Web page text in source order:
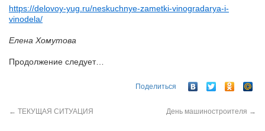
https://delovoy-yug.ru/neskuchnye-zametki-vinogradarya-i-
vinodela/
Елена Хомутова
Продолжение следует…
Поделиться
← ТЕКУЩАЯ СИТУАЦИЯ День машиностроителя →